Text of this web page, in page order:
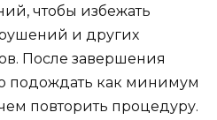
чтобы избежать
и других
После завершения
подождать как минимум
повторить процедуру.